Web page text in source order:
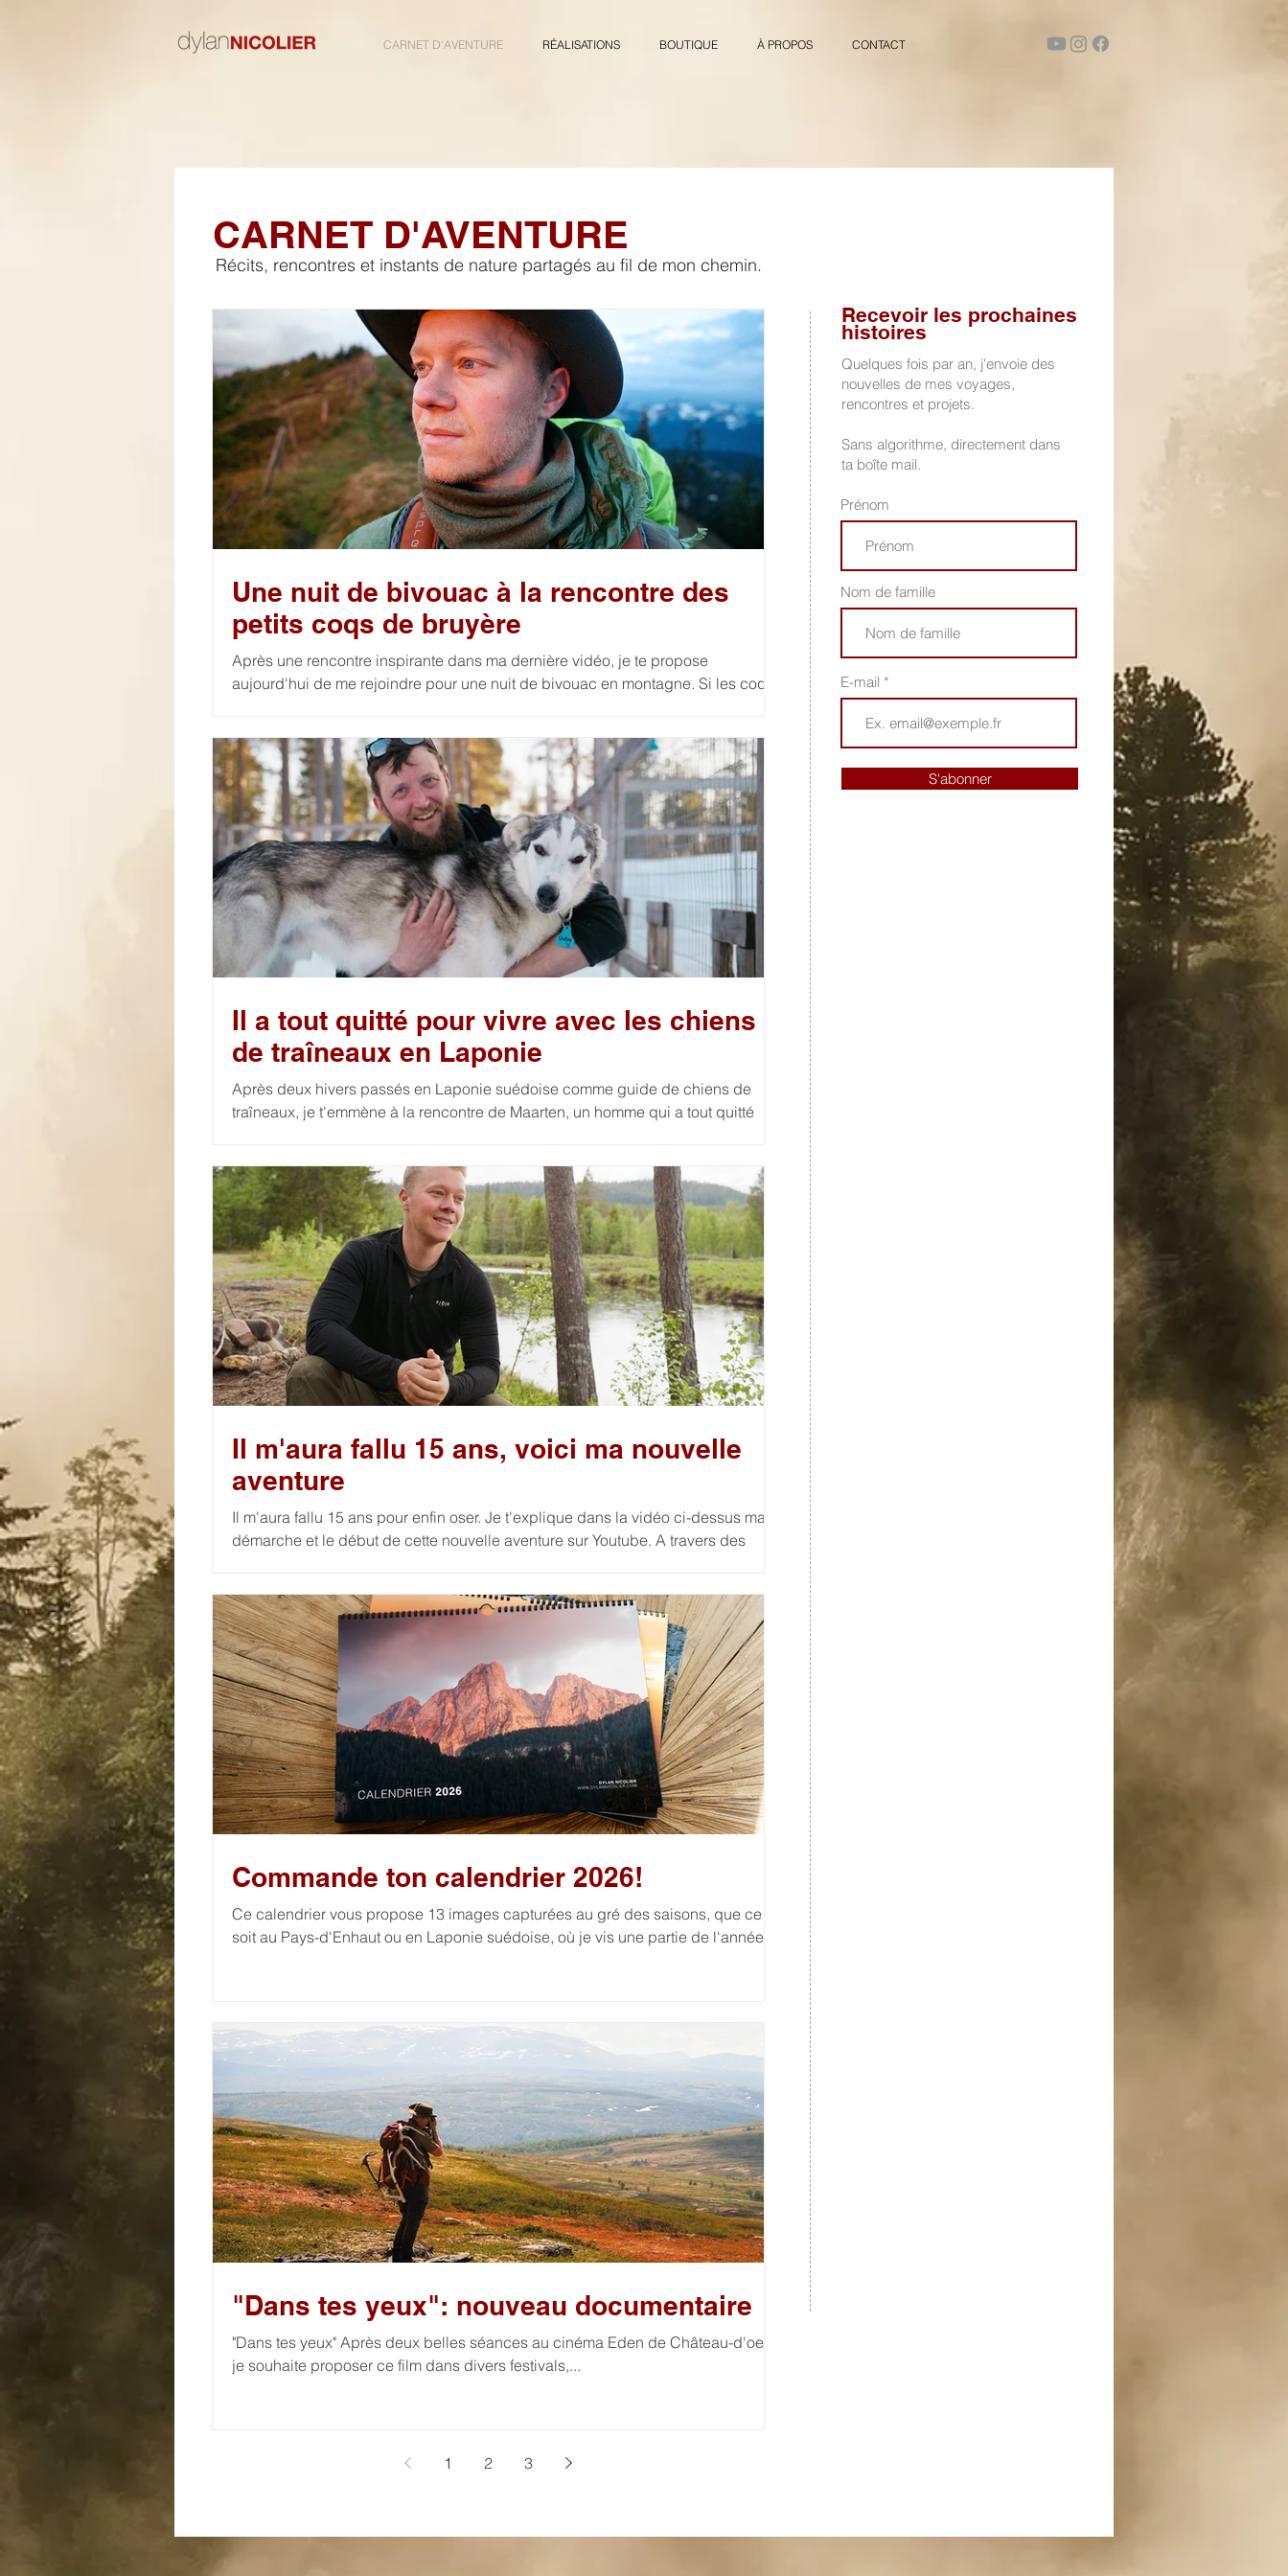
CARNET D'AVENTURE RÉALISATIONS BOUTIQUE À PROPOS CONTACT
CARNET D'AVENTURE
Une nuit de bivouac à la rencontre des
petits coqs de bruyère
Après une rencontre inspirante dans ma dernière vidéo, je te propose
aujourd'hui de me rejoindre pour une nuit de bivouac en montagne. Si les coqs
réalisées à distance et dans le respect de l'espèce afin de ne pas perturber son
comportement naturel.
Il a tout quitté pour vivre avec les chiens
de traîneaux en Laponie
Après deux hivers passés en Laponie suédoise comme guide de chiens de
traîneaux, je t'emmène à la rencontre de Maarten, un homme qui a tout quitté
la puissance du lien avec ces animaux. Cette vidéo est la première d'une série
de rencontres et d'aventures autour de la nature, de ses habitants et des choix
de vie q
Il m'aura fallu 15 ans, voici ma nouvelle
aventure
Il m'aura fallu 15 ans pour enfin oser. Je t'explique dans la vidéo ci-dessus ma
démarche et le début de cette nouvelle aventure sur Youtube. A travers des
profondément marqué. Des moments discrets et pourtant si essentiels dans un
monde qui va toujours plus vite. Alors, si toi aussi tu cherches à t'émerveiller
devant la
Commande ton calendrier 2026!
Ce calendrier vous propose 13 images capturées au gré des saisons, que ce
soit au Pays-d'Enhaut ou en Laponie suédoise, où je vis une partie de l'année.
"Dans tes yeux": nouveau documentaire
"Dans tes yeux" Après deux belles séances au cinéma Eden de Château-d'oex,
je souhaite proposer ce film dans divers festivals,...
1 2 3
Recevoir les prochaines
histoires
Quelques fois par an, j'envoie des
nouvelles de mes voyages,
rencontres et projets.
Sans algorithme, directement dans
ta boîte mail.
Prénom
Nom de famille
E-mail
S'abonner
Récits, rencontres et instants de nature partagés au fil de mon chemin.